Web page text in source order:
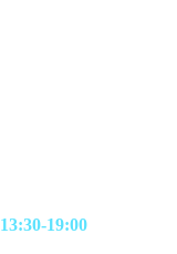
13:30-19:00